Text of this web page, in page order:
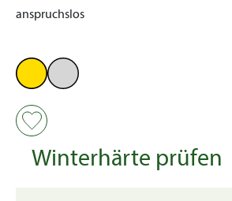
anspruchslos
Winterhärte prüfen